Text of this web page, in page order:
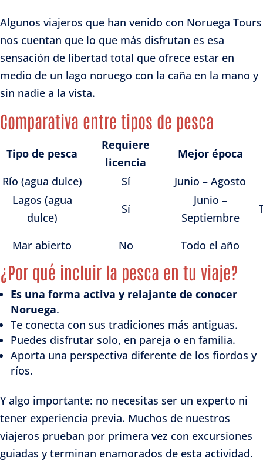
Algunos viajeros que han venido con Noruega Tours
nos cuentan que lo que más disfrutan es esa
sensación de libertad total que ofrece estar en
medio de un lago noruego con la caña en la mano y
sin nadie a la vista.
Comparativa entre tipos de pesca
Tipo de pesca
Requiere
licencia
Mejor época
Río (agua dulce)
Sí
Junio – Agosto
Lagos (agua
dulce)
Sí
Junio –
Septiembre
Mar abierto No Todo el año
¿Por qué incluir la pesca en tu viaje?
Es una forma activa y relajante de conocer
Noruega.
Te conecta con sus tradiciones más antiguas.
Puedes disfrutar solo, en pareja o en familia.
Aporta una perspectiva diferente de los fiordos y
ríos.
Y algo importante: no necesitas ser un experto ni
tener experiencia previa. Muchos de nuestros
viajeros prueban por primera vez con excursiones
guiadas y terminan enamorados de esta actividad.